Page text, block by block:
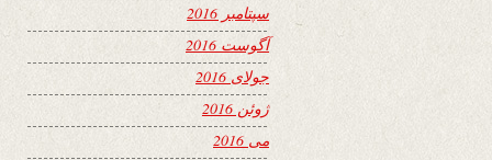
سپتامبر 2016
آگوست 2016
جولای 2016
ژوئن 2016
می 2016